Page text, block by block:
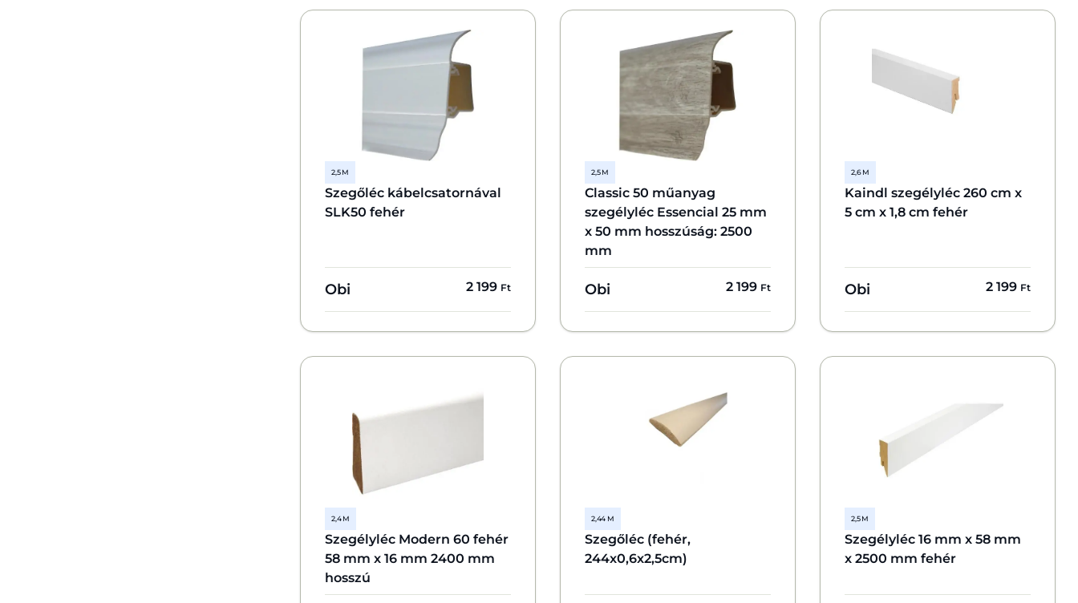
2,5 M
Szegőléc kábelcsatornával
SLK50 fehér
Obi 2 199 Ft
2,5 M
Classic 50 műanyag
szegélyléc Essencial 25 mm
x 50 mm hosszúság: 2500
mm
Obi 2 199 Ft
2,6 M
Kaindl szegélyléc 260 cm x
5 cm x 1,8 cm fehér
Obi 2 199 Ft
2,4 M
Szegélyléc Modern 60 fehér
58 mm x 16 mm 2400 mm
hosszú
2,44 M
Szegőléc (fehér,
244x0,6x2,5cm)
2,5 M
Szegélyléc 16 mm x 58 mm
x 2500 mm fehér